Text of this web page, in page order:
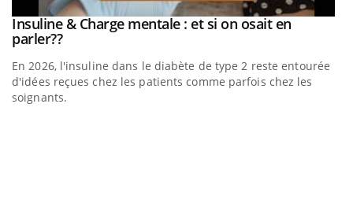
Youtube
Insuline & Charge mentale : et si on osait en
parler??Youtube
En 2026, l'insuline dans le diabète de type 2 reste entourée
d'idées reçues chez les patients comme parfois chez les
soignants.